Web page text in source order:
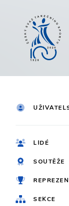
LIDÉ
SOUTĚŽE
SEKCE